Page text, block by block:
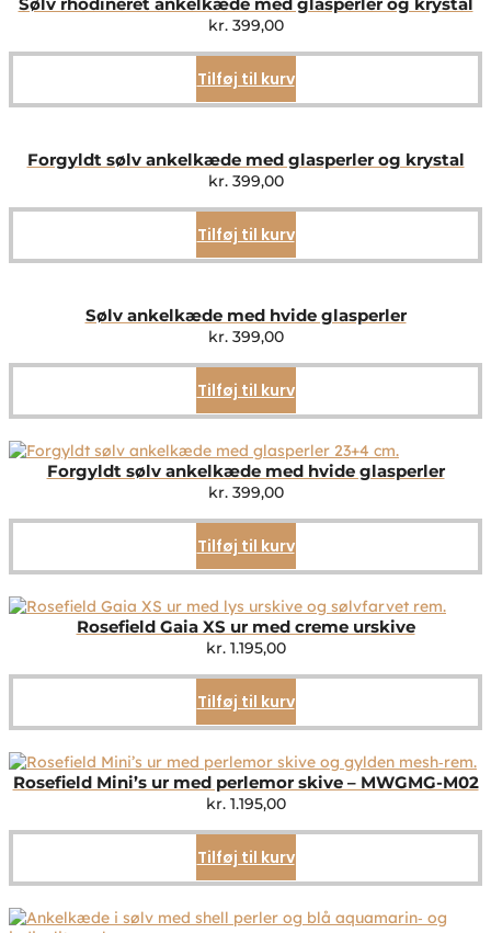
Sølv rhodineret ankelkæde med glasperler og krystal
kr.399,00
Tilføj til kurv
Forgyldt sølv ankelkæde med glasperler og krystal
kr.399,00
Tilføj til kurv
Sølv ankelkæde med hvide glasperler
kr.399,00
Tilføj til kurv
Forgyldt sølv ankelkæde med hvide glasperler
kr.399,00
Tilføj til kurv
Rosefield Gaia XS ur med creme urskive
kr.1.195,00
Tilføj til kurv
Rosefield Mini’s ur med perlemor skive – MWGMG-M02
kr.1.195,00
Tilføj til kurv